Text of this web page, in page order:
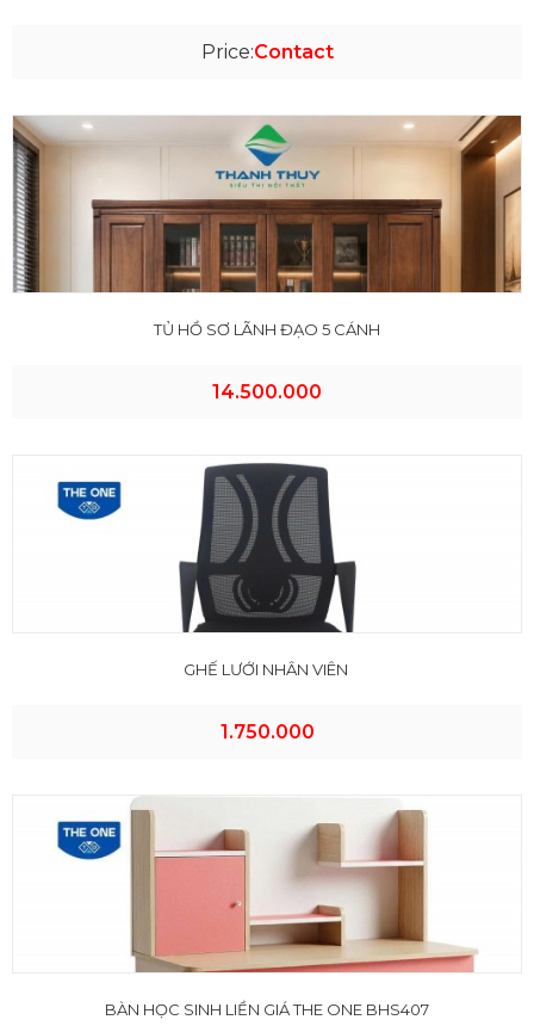
Price:Contact
TỦ HỒ SƠ LÃNH ĐẠO 5 CÁNH
14.500.000
GHẾ LƯỚI NHÂN VIÊN
1.750.000
BÀN HỌC SINH LIỀN GIÁ THE ONE BHS407